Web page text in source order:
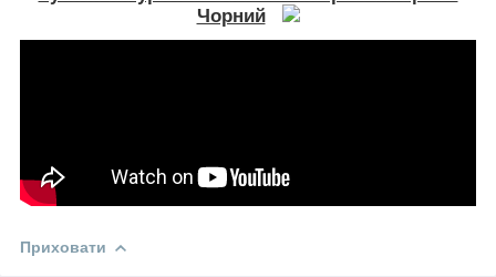
Чорний
Приховати